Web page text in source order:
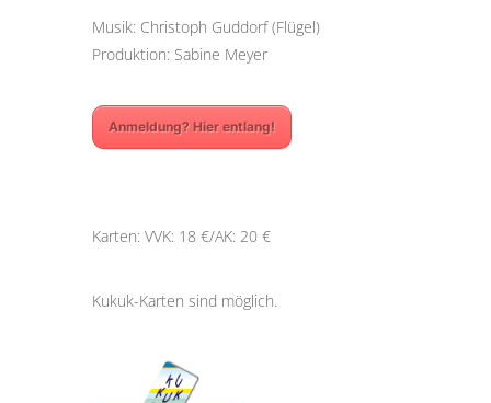
Musik: Christoph Guddorf (Flügel)
Produktion: Sabine Meyer
Anmeldung? Hier entlang!
Karten: VVK: 18 €/AK: 20 €
Kukuk-Karten sind möglich.